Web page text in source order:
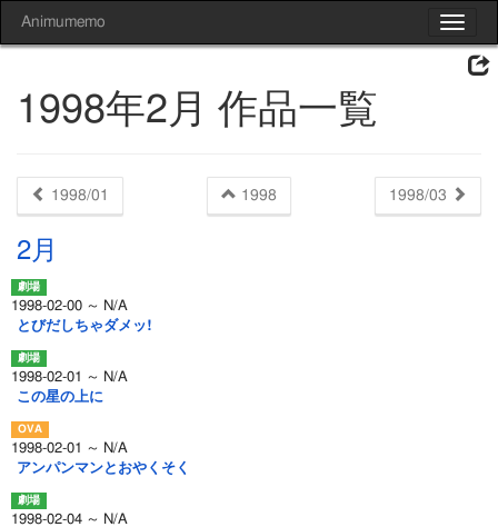
Toggle
Animumemo
1998年2月 作品一覧
1998/01 1998 1998/03
2月
1998-02-00 ～ N/A
とびだしちゃダメッ!
1998-02-01 ～ N/A
この星の上に
1998-02-01 ～ N/A
アンパンマンとおやくそく
1998-02-04 ～ N/A